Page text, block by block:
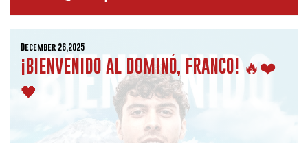
December 26,2025
¡BIENVENIDO AL DOMINÓ, FRANCO! 🔥❤️
🖤